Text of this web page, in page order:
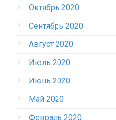
Октябрь 2020
Сентябрь 2020
Август 2020
Июль 2020
Июнь 2020
Май 2020
Февраль 2020